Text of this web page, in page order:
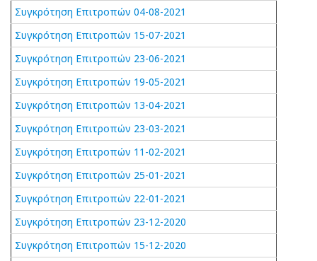
Συγκρότηση Επιτροπών 04-08-2021
Συγκρότηση Επιτροπών 15-07-2021
Συγκρότηση Επιτροπών 23-06-2021
Συγκρότηση Επιτροπών 19-05-2021
Συγκρότηση Επιτροπών 13-04-2021
Συγκρότηση Επιτροπών 23-03-2021
Συγκρότηση Επιτροπών 11-02-2021
Συγκρότηση Επιτροπών 25-01-2021
Συγκρότηση Επιτροπών 22-01-2021
Συγκρότηση Επιτροπών 23-12-2020
Συγκρότηση Επιτροπών 15-12-2020